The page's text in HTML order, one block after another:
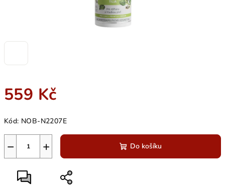
559 Kč
cena:
Kód: NOB-N2207E
+
− Do košíku